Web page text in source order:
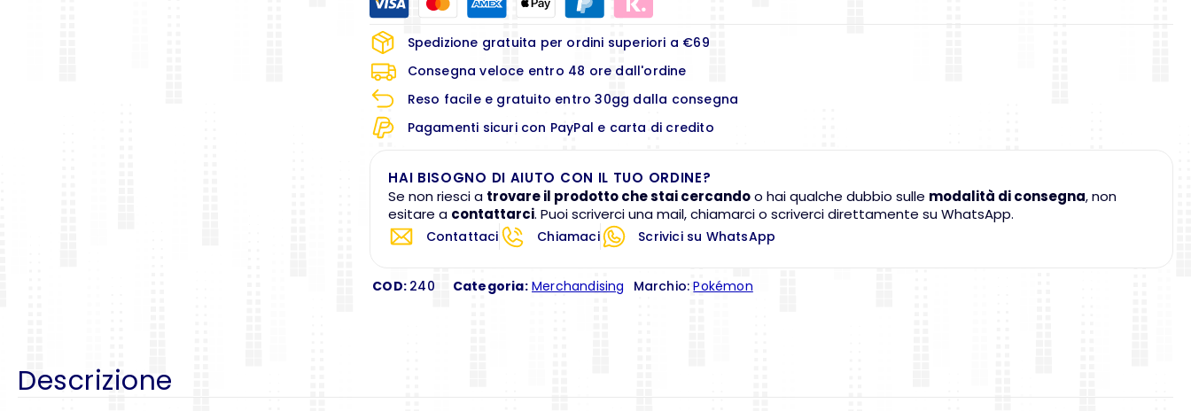
Spedizione gratuita per ordini superiori a €69
Consegna veloce entro 48 ore dall'ordine
Reso facile e gratuito entro 30gg dalla consegna
Pagamenti sicuri con PayPal e carta di credito
HAI BISOGNO DI AIUTO CON IL TUO ORDINE?
Se non riesci a trovare il prodotto che stai cercandoo hai qualche dubbio sulle modalità di consegna, non
esitare a contattarci. Puoi scriverci una mail, chiamarci o scriverci direttamente su WhatsApp.
Contattaci Chiamaci Scrivici su WhatsApp
COD: 240 Categoria: Merchandising Marchio:Pokémon
Descrizione